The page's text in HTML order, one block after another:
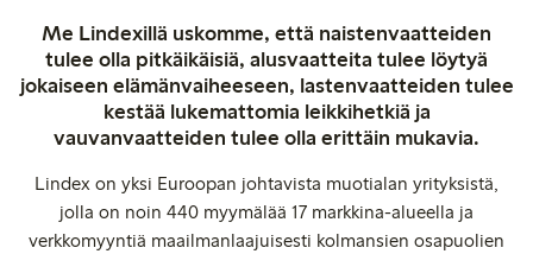
Me Lindexillä uskomme, että naistenvaatteiden
tulee olla pitkäikäisiä, alusvaatteita tulee löytyä
jokaiseen elämänvaiheeseen, lastenvaatteiden tulee
kestää lukemattomia leikkihetkiä ja
vauvanvaatteiden tulee olla erittäin mukavia.
Lindex on yksi Euroopan johtavista muotialan yrityksistä,
jolla on noin 440 myymälää 17 markkina-alueella ja
verkkomyyntiä maailmanlaajuisesti kolmansien osapuolien